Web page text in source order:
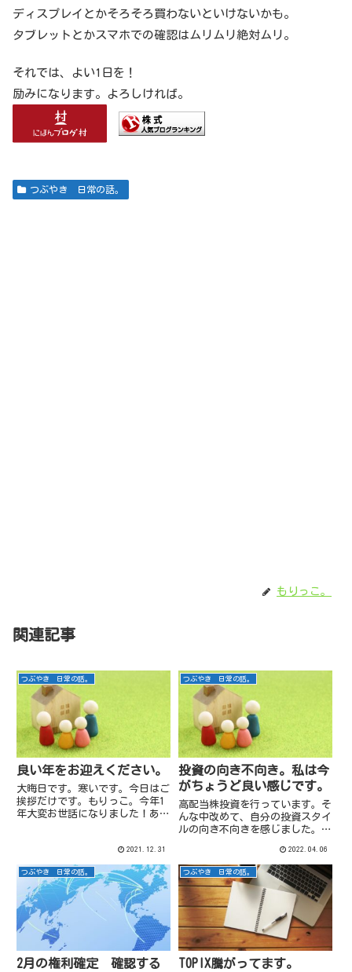
ディスプレイとかそろそろ買わないといけないかも。
タブレットとかスマホでの確認はムリムリ絶対ムリ。
それでは、よい1日を！
励みになります。よろしければ。
つぶやき 日常の話。
もりっこ。
関連記事
つぶやき 日常の話。
良い年をお迎えください。
大晦日です。寒いです。今日はご
挨拶だけです。もりっこ。今年1
年大変お世話になりました！あま
けられています。荒波さん地味な
ブログやしな(笑)今年は入退院を
続けていた母親も初冬に逝去
し...
2021.12.31
つぶやき 日常の話。
投資の向き不向き。私は今
がちょうど良い感じです。
高配当株投資を行っています。そ
んな中改めて、自分の投資スタイ
ルの向き不向きを感じました。そ
2022.04.06
つぶやき 日常の話。
2月の権利確定 確認する
つぶやき 日常の話。
TOPIX騰がってます。